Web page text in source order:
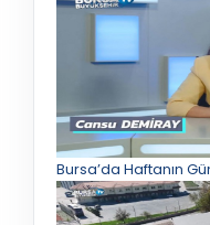
Bursa’da Haftanın